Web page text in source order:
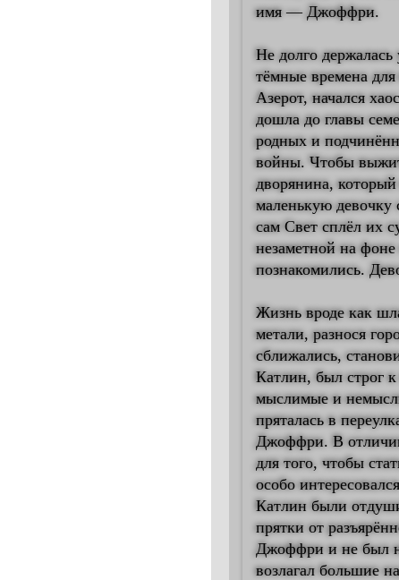
имя — Джоффри.
Не долго
тёмные времена
Азерот, начался
дошла до главы
родных и
войны. Чтобы
дворянина,
маленькую девочку
сам Свет сплёл их
незаметной на
познакомились.
Жизнь вроде как
метали, разнося
сближались,
Катлин, был строг
мыслимые и
пряталась в
Джоффри. В отличии
для того, чтобы
особо
Катлин были
прятки от
Джоффри и не был
возлагал большие